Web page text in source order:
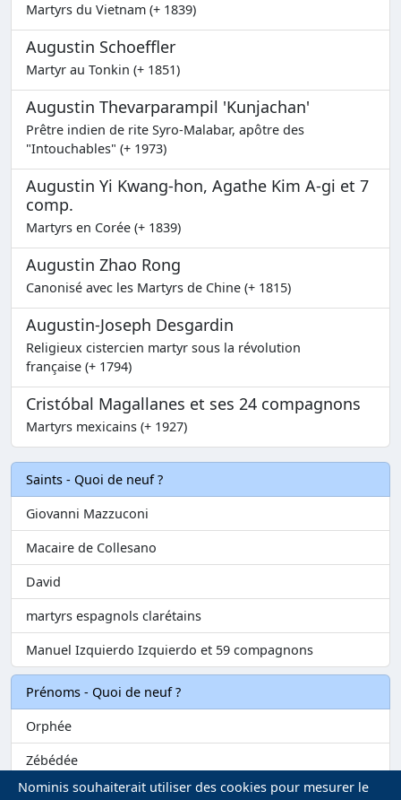
Martyrs du Vietnam (+ 1839)
Augustin Schoeffler
Martyr au Tonkin (+ 1851)
Augustin Thevarparampil 'Kunjachan'
Prêtre indien de rite Syro-Malabar, apôtre des
"Intouchables" (+ 1973)
Augustin Yi Kwang-hon, Agathe Kim A-gi et 7
comp.
Martyrs en Corée (+ 1839)
Augustin Zhao Rong
Canonisé avec les Martyrs de Chine (+ 1815)
Augustin-Joseph Desgardin
Religieux cistercien martyr sous la révolution
française (+ 1794)
Cristóbal Magallanes et ses 24 compagnons
Martyrs mexicains (+ 1927)
Saints - Quoi de neuf ?
Giovanni Mazzuconi
Macaire de Collesano
David
martyrs espagnols clarétains
Manuel Izquierdo Izquierdo et 59 compagnons
Prénoms - Quoi de neuf ?
Orphée
Zébédée
Melvil
Nominis souhaiterait utiliser des cookies pour mesurer le